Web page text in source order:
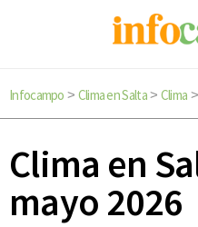
Infocampo > Clima en Salta> Clima
Clima en
mayo 2026